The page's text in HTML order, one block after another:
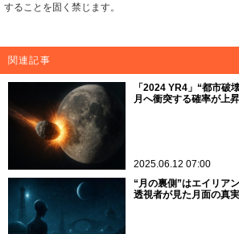
することを固く禁じます。
関連記事
「2024 YR4」“都市破
月へ衝突する確率が上昇
2025.06.12 07:00
“月の裏側”はエイリア
透視者が見た月面の真